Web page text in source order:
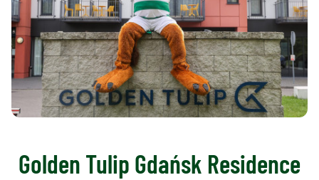
Golden Tulip Gdańsk Residence